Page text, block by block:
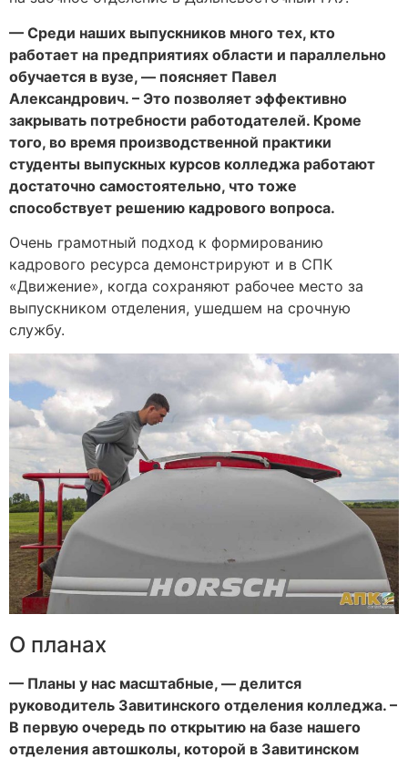
— Среди наших выпускников много тех, кто
работает на предприятиях области и параллельно
обучается в вузе, — поясняет Павел
Александрович. – Это позволяет эффективно
закрывать потребности работодателей. Кроме
того, во время производственной практики
студенты выпускных курсов колледжа работают
достаточно самостоятельно, что тоже
способствует решению кадрового вопроса.
Очень грамотный подход к формированию
кадрового ресурса демонстрируют и в СПК
«Движение», когда сохраняют рабочее место за
выпускником отделения, ушедшем на срочную
службу.
О планах
— Планы у нас масштабные, — делится
руководитель Завитинского отделения колледжа. –
В первую очередь по открытию на базе нашего
отделения автошколы, которой в Завитинском